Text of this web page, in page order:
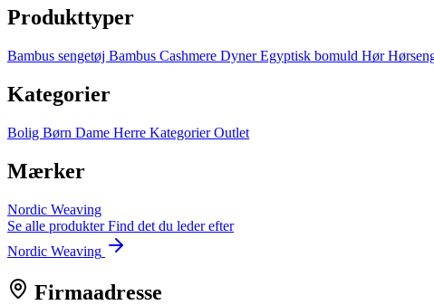
Produkttyper
Bambus sengetøj Bambus Cashmere DynerEgyptisk bomuld Hør
Kategorier
Bolig Børn Dame Herre KategorierOutlet
Mærker
Nordic Weaving
Se alle produkterFind det du leder efter
Nordic Weaving
Firmaadresse